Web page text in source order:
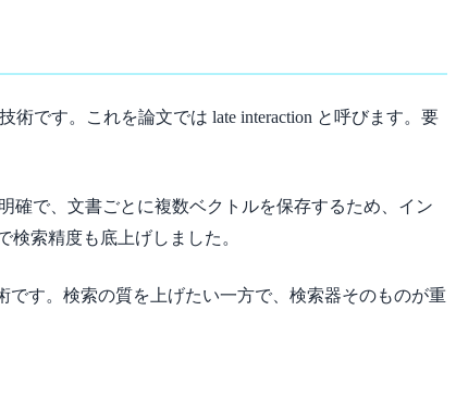
です。これを論文では late interaction と呼びます。要
確で、文書ごとに複数ベクトルを保存するため、イン
検索精度も底上げしました。
す。検索の質を上げたい一方で、検索器そのものが重